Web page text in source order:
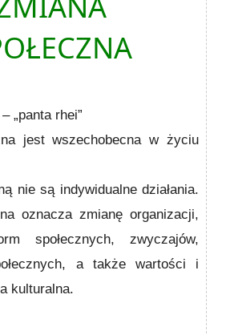
„panta rhei”
jest wszechobecna w życiu
nie są indywidualne działania.
oznacza zmianę organizacji,
społecznych, zwyczajów,
a także wartości i
kulturalna.